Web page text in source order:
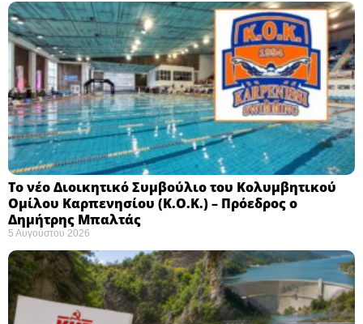
Το νέο Διοικητικό Συμβούλιο του Κολυμβητικού
Ομίλου Καρπενησίου (Κ.Ο.Κ.) – Πρόεδρος ο
Δημήτρης Μπαλτάς
5 Αυγούστου 2026